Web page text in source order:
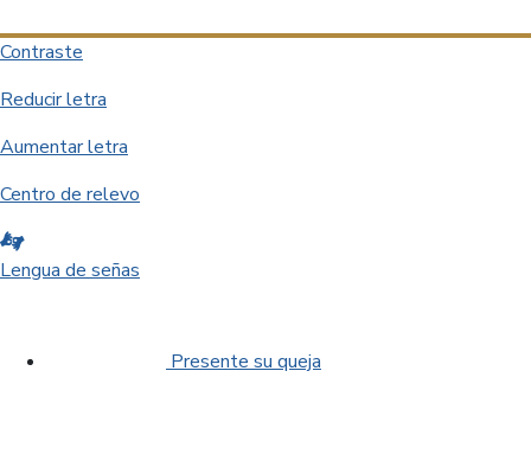
Contraste
Reducir letra
Aumentar letra
Centro de relevo
Lengua de señas
Presente su queja